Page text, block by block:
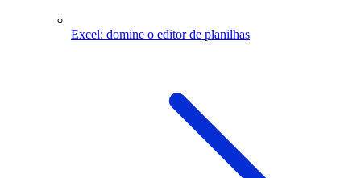
Excel: domine o editor de planilhas